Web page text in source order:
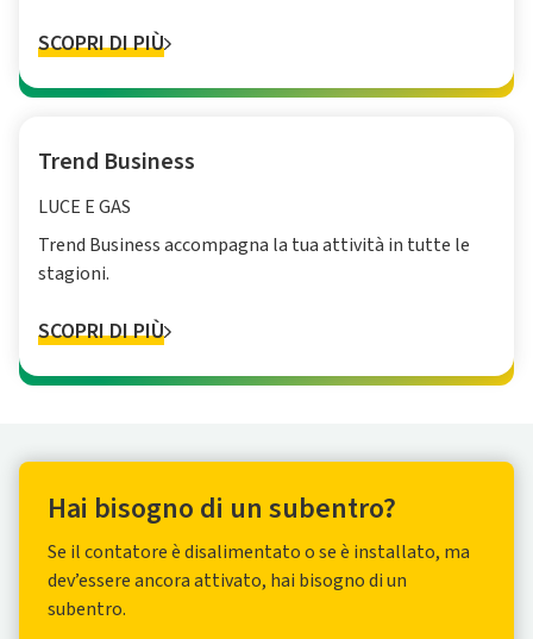
SCOPRI DI PIÙ
Trend Business
LUCE E GAS
Trend Business accompagna la tua attività in tutte le
stagioni.
SCOPRI DI PIÙ
Hai bisogno di un subentro?
Se il contatore è disalimentato o se è installato, ma
dev’essere ancora attivato, hai bisogno di un
subentro.